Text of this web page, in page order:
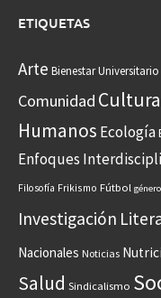
ETIQUETAS
Arte Bienestar Universitario
Comunidad Cultura
Humanos Ecología
Enfoques
Filosofía Frikismo Fútbol género
Investigación
Nacionales Noticias
Salud Sindicalismo